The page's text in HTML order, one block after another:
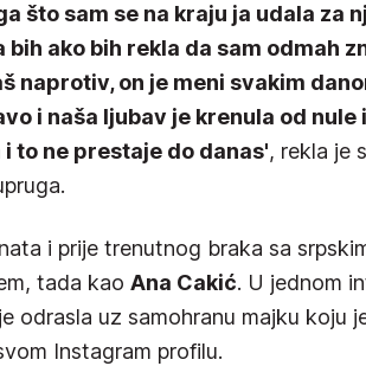
što sam se na kraju ja udala za
bih ako bih rekla da sam odmah
naprotiv, on je meni svakim
i naša ljubav je krenula od nule
to ne prestaje do danas', rekla je
i prije trenutnog braka sa
tada kao Ana Cakić. U jednom
odrasla uz samohranu majku koju
Instagram profilu.